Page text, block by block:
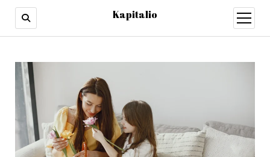
Kapitalio
otevřít
menu